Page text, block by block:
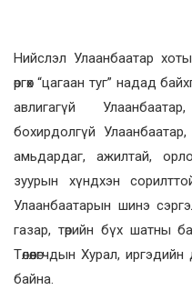
Нийслэл Улаанбаатар
өргөх “цагаан туг” надад
авлигагүй
бохирдолгүй
амьдардаг, ажилтай,
зуурын хүндхэн
Улаанбаатарын шинэ
газар, төрийн бүх шатны
Төлөөлөгчдын Хурал,
байна.